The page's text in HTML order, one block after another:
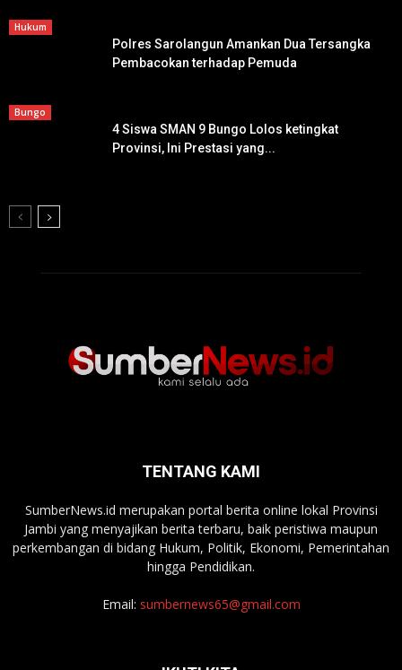
Hukum
Polres Sarolangun Amankan Dua Tersangka
Pembacokan terhadap Pemuda
Bungo
4 Siswa SMAN 9 Bungo Lolos ketingkat
Provinsi, Ini Prestasi yang...
TENTANG KAMI
SumberNews.id merupakan portal berita online lokal Provinsi
Jambi yang menyajikan berita terbaru, baik peristiwa maupun
perkembangan di bidang Hukum, Politik, Ekonomi, Pemerintahan
hingga Pendidikan.
Email: sumbernews65@gmail.com